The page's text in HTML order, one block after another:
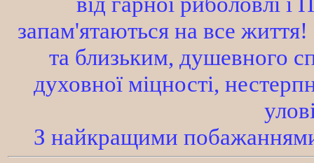
запам'ятаються на все
та близьким, душевного
духовної міцності,
З найкращими